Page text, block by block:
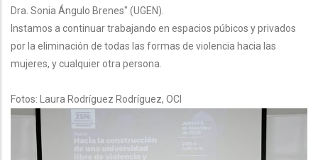
Dra. Sonia Ángulo Brenes" (UGEN).
Instamos a continuar trabajando en espacios púbicos y privados
por la eliminación de todas las formas de violencia hacia las
mujeres, y cualquier otra persona.
Fotos: Laura Rodríguez Rodríguez, OCI